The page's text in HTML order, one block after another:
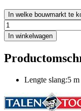
In welke bouwmarkt te
In winkelwagen
Lengte slang:5 m